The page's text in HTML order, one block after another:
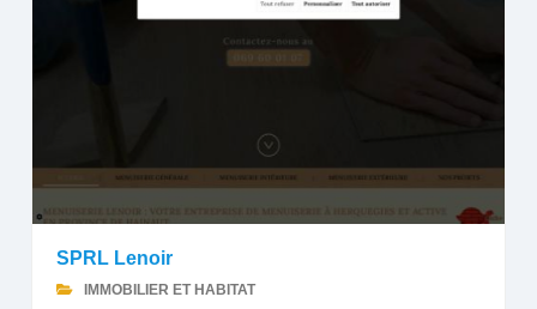
SPRL Lenoir
IMMOBILIER ET HABITAT